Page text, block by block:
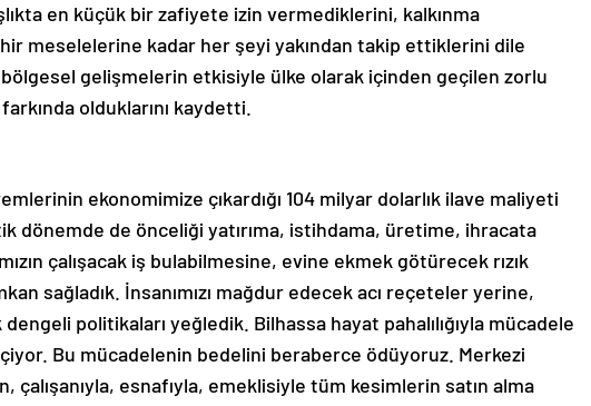
en küçük bir zafiyete izin vermediklerini, kalkınma
meselelerine kadar her şeyi yakından takip ettiklerini dile
gelişmelerin etkisiyle ülke olarak içinden geçilen zorlu
olduklarını kaydetti.
ekonomimize çıkardığı 104 milyar dolarlık ilave maliyeti
dönemde de önceliği yatırıma, istihdama, üretime, ihracata
çalışacak iş bulabilmesine, evine ekmek götürecek rızık
sağladık. İnsanımızı mağdur edecek acı reçeteler yerine,
politikaları yeğledik. Bilhassa hayat pahalılığıyla mücadele
Bu mücadelenin bedelini beraberce ödüyoruz. Merkezi
çalışanıyla, esnafıyla, emeklisiyle tüm kesimlerin satın alma